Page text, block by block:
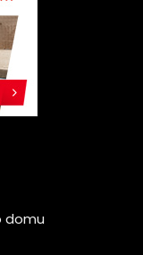
domu